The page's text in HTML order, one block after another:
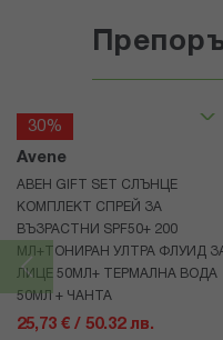
30%
Avene
АВЕН GIFT SET СЛЪНЦЕ
КОМПЛЕКТ СПРЕЙ ЗА
ВЪЗРАСТНИ SPF50+ 200
МЛ+ТОНИРАН УЛТРА ФЛУИД
ЛИЦЕ 50МЛ+ ТЕРМАЛНА ВОДА
50МЛ + ЧАНТА
25,73 € / 50.32 лв.